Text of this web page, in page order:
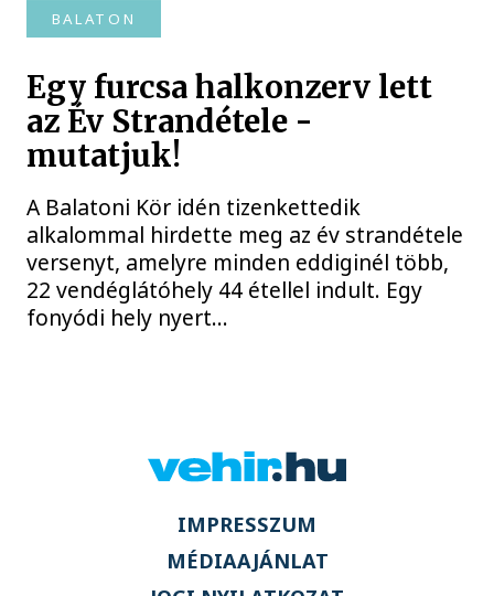
BALATON
Egy furcsa halkonzerv lett
az Év Strandétele -
mutatjuk!
A Balatoni Kör idén tizenkettedik
alkalommal hirdette meg az év strandétele
versenyt, amelyre minden eddiginél több,
22 vendéglátóhely 44 étellel indult. Egy
fonyódi hely nyert...
IMPRESSZUM
MÉDIAAJÁNLAT